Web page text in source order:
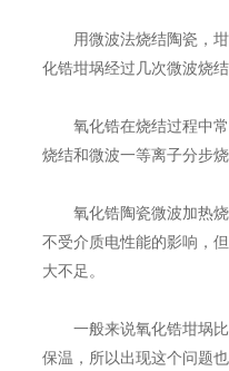
用微波法烧结陶瓷，坩
化锆坩埚经过几次微波烧
氧化锆在烧结过程中常
烧结和微波一等离子分步
氧化锆陶瓷微波加热烧
不受介质电性能的影响，
大不足。
一般来说氧化锆坩埚比
保温，所以出现这个问题